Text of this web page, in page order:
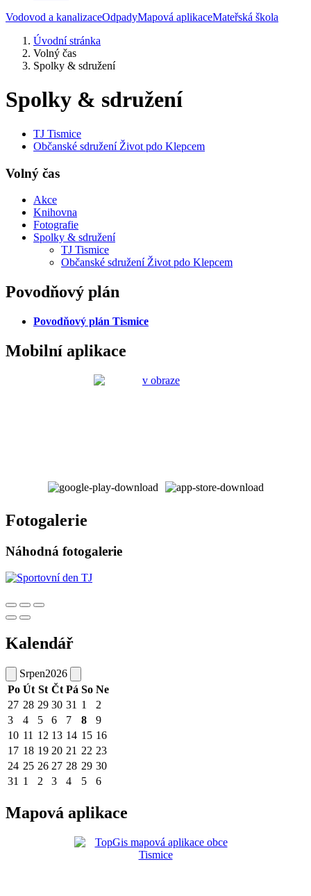
Vodovod a kanalizaceOdpadyMapová aplikaceMateřská škola
Úvodní stránka
Volný čas
Spolky & sdružení
Spolky & sdružení
TJ Tismice
Občanské sdružení Život pdo Klepcem
Volný čas
Akce
Knihovna
Fotografie
Spolky & sdružení
TJ Tismice
Občanské sdružení Život pdo Klepcem
Povodňový plán
Povodňový plán Tismice
Mobilní aplikace
Fotogalerie
Náhodná fotogalerie
Kalendář
Srpen2026
Po Út St Čt Pá So Ne
27 28 29 30 31 1
2
3
4 5 6 7 8
9
10 11 12 13 14 15 16
17 18 19 20 21 22 23
24 25 26 27 28 29 30
31 1 2 3 4 5 6
Mapová aplikace